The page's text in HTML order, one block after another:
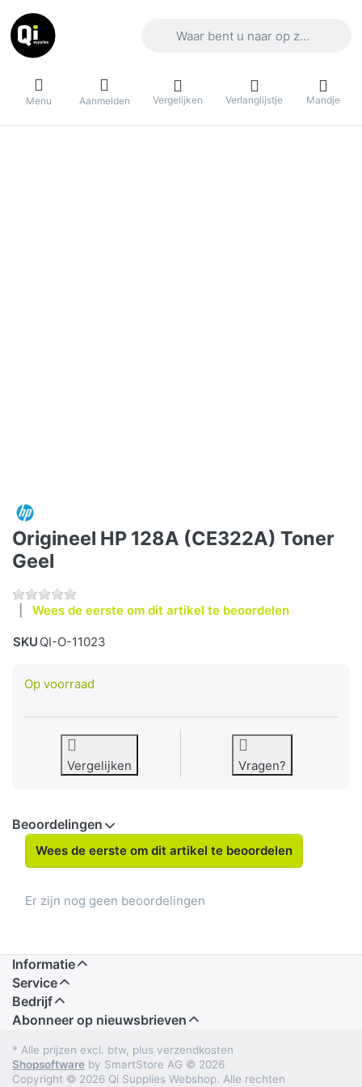
Menu Aanmelden Vergelijken Verlanglijstje Mandje
Origineel HP 128A (CE322A) Toner
Geel
Wees de eerste om dit artikel te beoordelen
SKU QI-O-11023
Op voorraad
Vergelijken Vragen?
Beoordelingen
Wees de eerste om dit artikel te beoordelen
Er zijn nog geen beoordelingen
Informatie
Service
Bedrijf
Abonneer op nieuwsbrieven
* Alle prijzen excl. btw, plus verzendkosten
Shopsoftware by SmartStore AG © 2026
Copyright © 2026 Qi Supplies Webshop. Alle rechten